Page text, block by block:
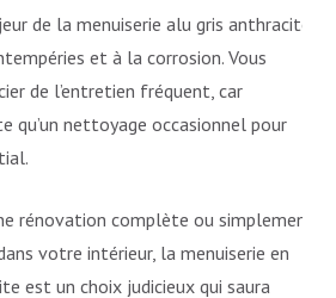
de la menuiserie alu gris anthracite
et à la corrosion. Vous
de l’entretien fréquent, car
qu’un nettoyage occasionnel pour
rénovation complète ou simplement
votre intérieur, la menuiserie en
est un choix judicieux qui saura